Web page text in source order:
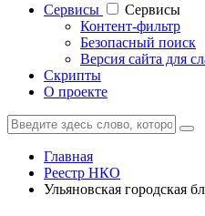
Cервисы
Cервисы
Контент-фильтр
Безопасный поиск
Версия сайта для
Скрипты
О проекте
Главная
Реестр НКО
Ульяновская городская